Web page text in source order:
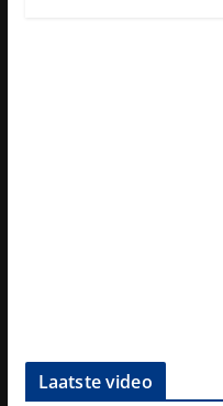
Laatste video